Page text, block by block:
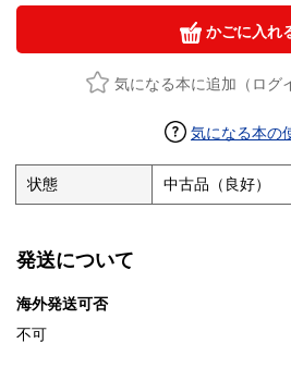
かごに入れ
気になる本に追加（ログ
気になる本の
状態 中古品（良好）
発送について
海外発送可否
不可